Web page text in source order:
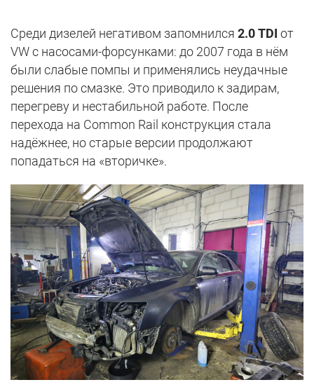
Среди дизелей негативом запомнился 2.0 TDI от
VW с насосами-форсунками: до 2007 года в нём
были слабые помпы и применялись неудачные
решения по смазке. Это приводило к задирам,
перегреву и нестабильной работе. После
перехода на Common Rail конструкция стала
надёжнее, но старые версии продолжают
попадаться на «вторичке».